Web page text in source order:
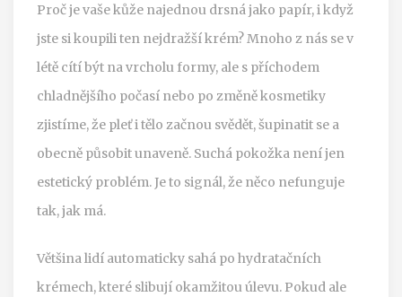
Proč je vaše kůže najednou drsná jako papír, i když
jste si koupili ten nejdražší krém? Mnoho z nás se v
létě cítí být na vrcholu formy, ale s příchodem
chladnějšího počasí nebo po změně kosmetiky
zjistíme, že pleť i tělo začnou svědět, šupinatit se a
obecně působit unaveně. Suchá pokožka není jen
estetický problém. Je to signál, že něco nefunguje
tak, jak má.
Většina lidí automaticky sahá po hydratačních
krémech, které slibují okamžitou úlevu. Pokud ale